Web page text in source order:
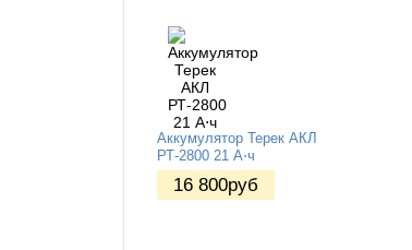
Аккумулятор Терек АКЛ
РТ-2800 21 А⋅ч
16 800руб